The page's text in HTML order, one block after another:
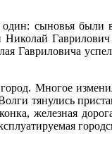
сыновья были
Гавриловича
Многое
тянулись
железная